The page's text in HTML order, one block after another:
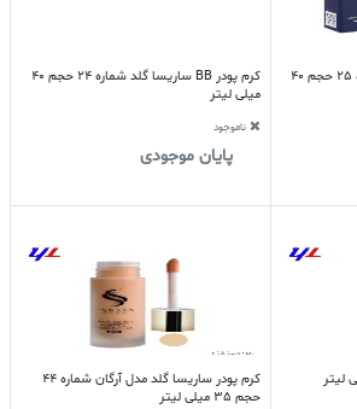
کرم پودر BB ساریسا گلد شماره 25 حجم 40
کرم پودر BB ساریسا گلد شماره 24 حجم 40
میلی لیتر
ناموجود
پایان موجودی
کرم پودر ساریسا گلد مدل آرگان شماره 44
حجم 35 میلی لیتر